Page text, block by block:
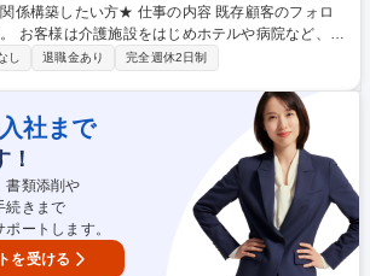
★ 仕事の内容 既存顧客のフォロ
お客様は介護施設をはじめホテルや病院など、既
す。新規顧客は基本的に紹介がメインとなりま
画を聞きたし、受注にむずびつけていくことが重
争とはならず、既存顧客との信頼関係が営業におい
構築したい方★
し 退職金あり 完全週休2日制
入社まで
書類添削や
続きまで
ートします。
を受ける